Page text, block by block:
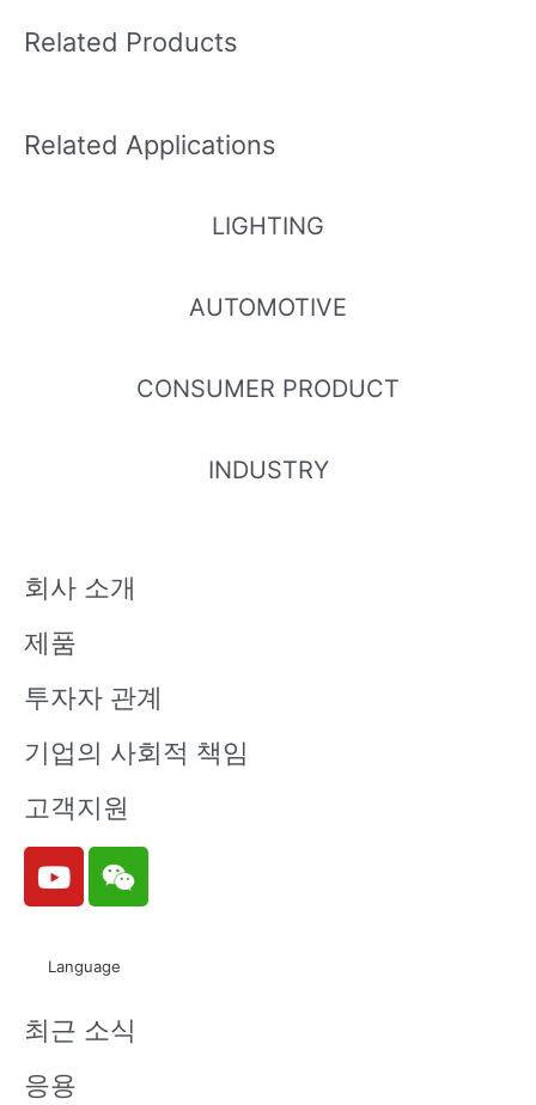
Related Products
Related Applications
LIGHTING
AUTOMOTIVE
CONSUMER PRODUCT
INDUSTRY
회사 소개
제품
투자자 관계
기업의 사회적 책임
고객지원
Y
o
u
e
W
e
i
n
Language
최근 소식
응용